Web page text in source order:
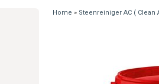
Home » Steenreiniger AC ( Clean